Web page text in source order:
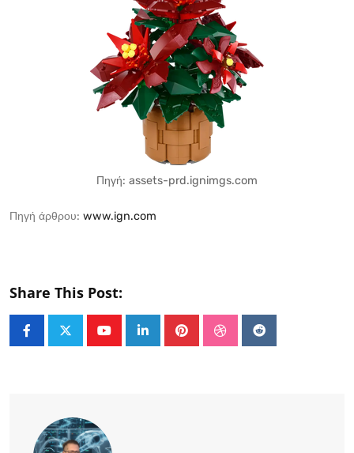
Πηγή: assets-prd.ignimgs.com
Πηγή άρθρου: www.ign.com
Share This Post:
YoutubeLinkedInPinterestStumbleUpon
Reddit